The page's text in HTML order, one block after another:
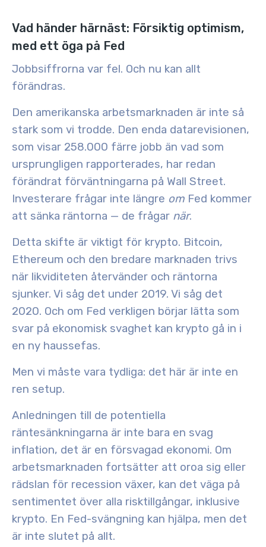
Vad händer härnäst: Försiktig optimism,
med ett öga på Fed
Jobbsiffrorna var fel. Och nu kan allt
förändras.
Den amerikanska arbetsmarknaden är inte så
stark som vi trodde. Den enda datarevisionen,
som visar 258.000 färre jobb än vad som
ursprungligen rapporterades, har redan
förändrat förväntningarna på Wall Street.
Investerare frågar inte längre om Fed kommer
att sänka räntorna — de frågar när.
Detta skifte är viktigt för krypto. Bitcoin,
Ethereum och den bredare marknaden trivs
när likviditeten återvänder och räntorna
sjunker. Vi såg det under 2019. Vi såg det
2020. Och om Fed verkligen börjar lätta som
svar på ekonomisk svaghet kan krypto gå in i
en ny haussefas.
Men vi måste vara tydliga: det här är inte en
ren setup.
Anledningen till de potentiella
räntesänkningarna är inte bara en svag
inflation, det är en försvagad ekonomi. Om
arbetsmarknaden fortsätter att oroa sig eller
rädslan för recession växer, kan det väga på
sentimentet över alla risktillgångar, inklusive
krypto. En Fed-svängning kan hjälpa, men det
är inte slutet på allt.